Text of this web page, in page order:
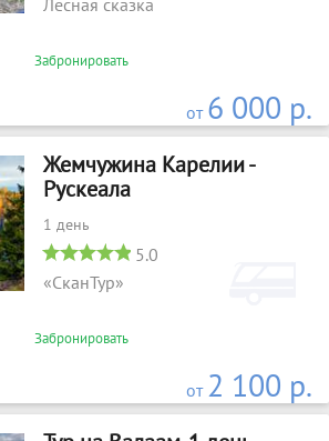
Лесная сказка
Забронировать
от 6 000 р.
Жемчужина Карелии -
Рускеала
1 день
5.0
«СканТур»
Забронировать
от 2 100 р.